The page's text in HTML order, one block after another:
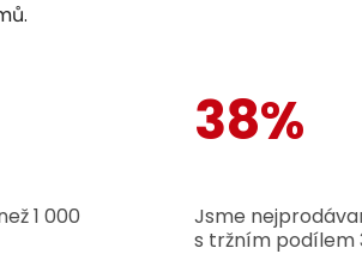
1 000
38%
Jsme
s tržním podílem